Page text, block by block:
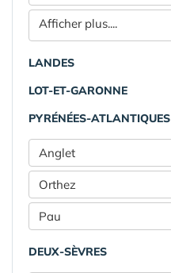
Afficher plus....
LANDES
LOT-ET-GARONNE
PYRÉNÉES-ATLANTIQUES
Anglet
Orthez
Pau
DEUX-SÈVRES